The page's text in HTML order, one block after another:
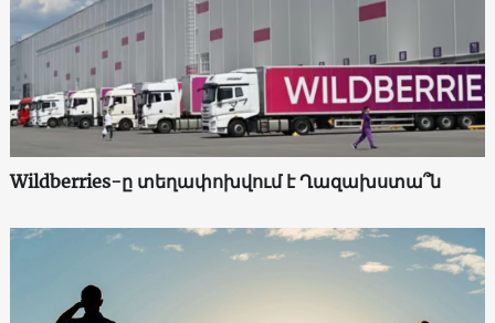
Wildberries-ը տեղափոխվում է Ղազախստա՞ն